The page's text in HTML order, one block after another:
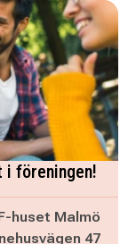
föreningen!
huset Malmö
47